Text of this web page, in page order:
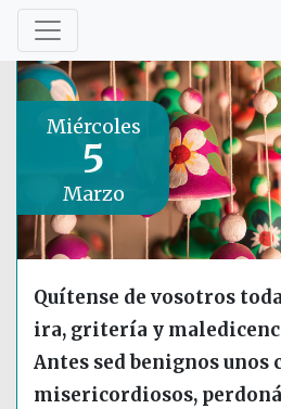
Miércoles
5
Marzo
Quítense de vosotros
ira, gritería y
Antes sed benignos unos
misericordiosos,